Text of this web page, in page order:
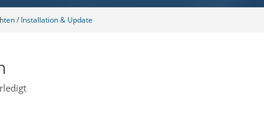
/ Installation & Update